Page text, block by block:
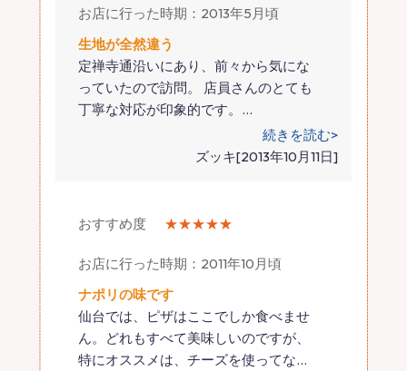
お店に行った時期：2013年5月頃
生地が全然違う
定禅寺通沿いにあり、前々から気にな
っていたので訪問。 店員さんのとても
丁寧な対応が印象的です。 …
続きを読む>
ズッキ[2013年10月11日]
おすすめ度 ★★★★★
お店に行った時期：2011年10月頃
ナポリの味です
仙台では、ピザはここでしか食べませ
ん。どれもすべて美味しいのですが、
特にオススメは、チーズを使ってな…